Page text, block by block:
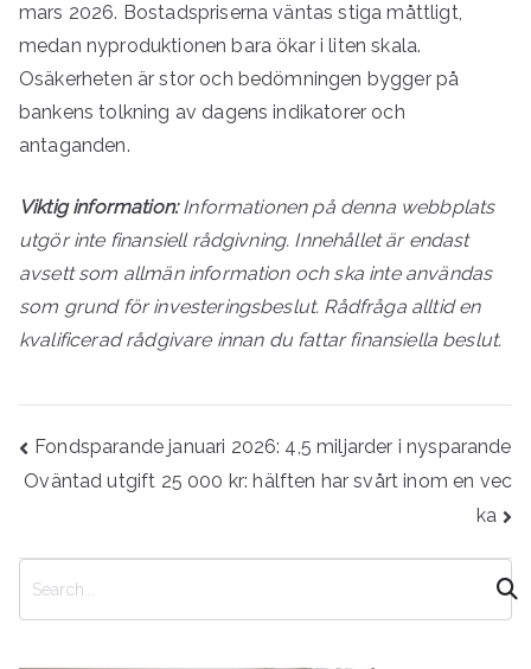
mars 2026. Bostadspriserna väntas stiga måttligt,
medan nyproduktionen bara ökar i liten skala.
Osäkerheten är stor och bedömningen bygger på
bankens tolkning av dagens indikatorer och
antaganden.
Viktig information:Informationen på denna webbplats
utgör inte finansiell rådgivning. Innehållet är endast
avsett som allmän information och ska inte användas
som grund för investeringsbeslut. Rådfråga alltid en
kvalificerad rådgivare innan du fattar finansiella beslut.
Inläggsnavigering
Fondsparande januari 2026: 4,5 miljarder i nysparande
Oväntad utgift 25 000 kr: hälften har svårt inom en vec
ka